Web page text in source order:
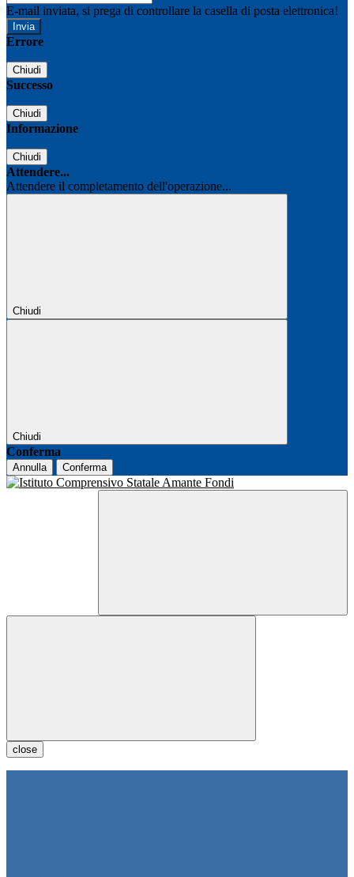
E-mail inviata, si prega di controllare la casella di posta elettronica!
Errore
Chiudi
Successo
Chiudi
Informazione
Chiudi
Attendere...
Attendere il completamento dell'operazione...
Chiudi
Chiudi
Conferma
Annulla Conferma
close